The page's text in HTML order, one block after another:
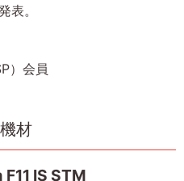
表。
）会員
材
IS STM